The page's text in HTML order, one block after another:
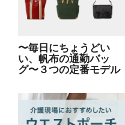
〜毎日にちょうどい
い、帆布の通勤バッ
グ〜３つの定番モデル